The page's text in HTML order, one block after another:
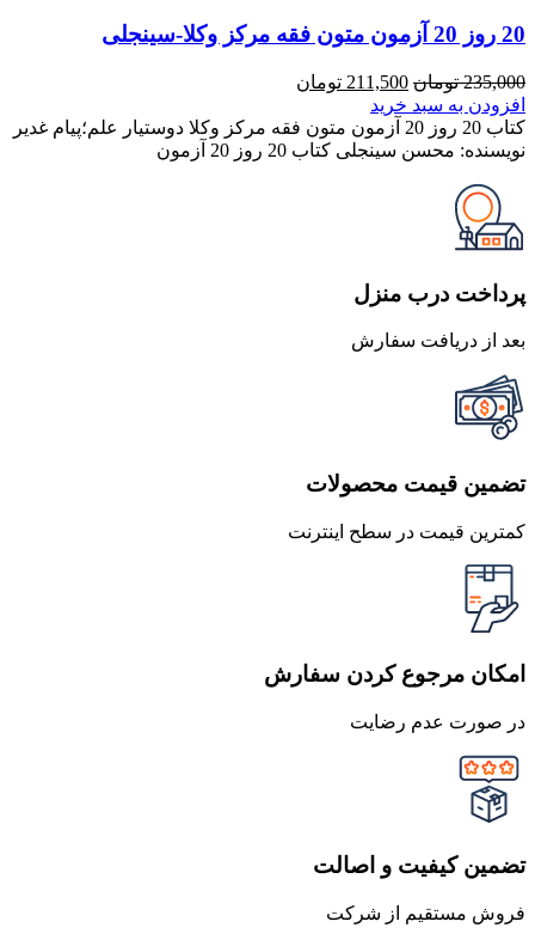
20 روز 20 آزمون متون فقه مرکز وکلا-سینجلی
235,000 تومان قیمت
اصلی
235,000 تومان
بود.
211,500 تومان
211,500 تومان
است.
افزودن به سبد خرید
کتاب 20 روز 20 آزمون متون فقه مرکز وکلا دوستیار علم؛پیام غدیر
نویسنده: محسن سینجلی کتاب 20 روز 20 آزمون
پرداخت درب منزل
بعد از دریافت سفارش
تضمین قیمت محصولات
کمترین قیمت در سطح اینترنت
امکان مرجوع کردن سفارش
در صورت عدم رضایت
تضمین کیفیت و اصالت
فروش مستقیم از شرکت